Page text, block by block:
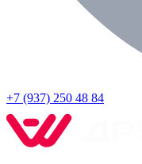
+7 (937) 250 48 84